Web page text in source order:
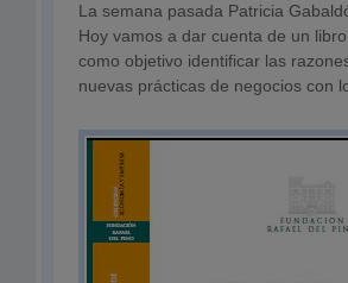
La semana pasada Patricia
Hoy vamos a dar cuenta de un
como objetivo identificar las
nuevas prácticas de negocios con